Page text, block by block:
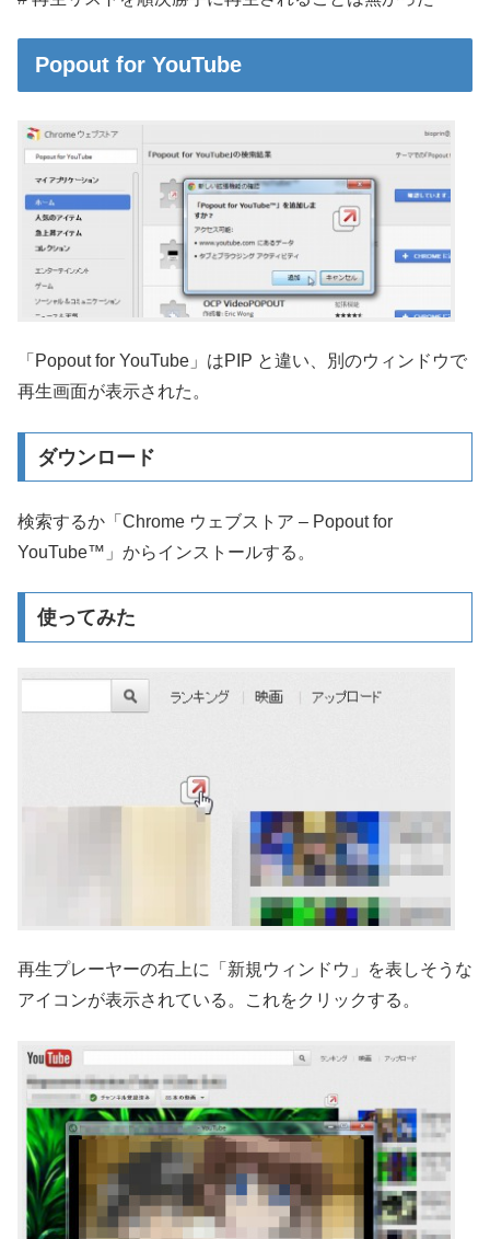
Popout for YouTube
「Popout for YouTube」はPIP と違い、別のウィンドウで
再生画面が表示された。
ダウンロード
検索するか「Chrome ウェブストア – Popout for
YouTube™」からインストールする。
使ってみた
再生プレーヤーの右上に「新規ウィンドウ」を表しそうな
アイコンが表示されている。これをクリックする。